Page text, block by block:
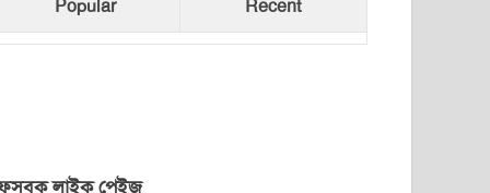
Popular Recent
লাইক পেইজ